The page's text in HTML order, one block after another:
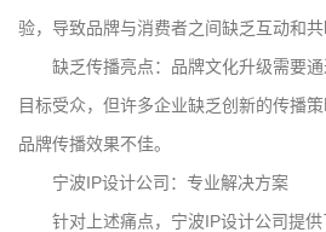
验，导致品牌与消费者之间缺乏互动和共
缺乏传播亮点：品牌文化升级需要
目标受众，但许多企业缺乏创新的传播
品牌传播效果不佳。
宁波IP设计公司：专业解决方案
针对上述痛点，宁波IP设计公司提